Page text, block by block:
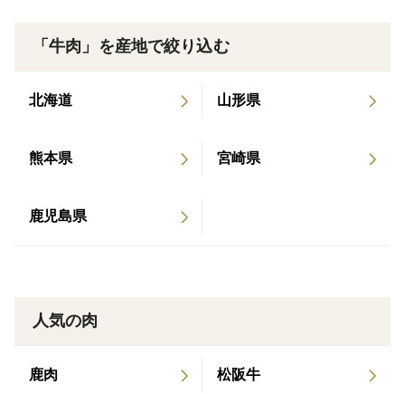
す！
が、まずは食べて頂き、ご自身の舌で私のこだわりを感
育ちの極上熊野牛を是非ご堪能下さい！！
「牛肉」を産地で絞り込む
北海道 山形県
熊本県 宮崎県
鹿児島県
人気の肉
鹿肉 松阪牛